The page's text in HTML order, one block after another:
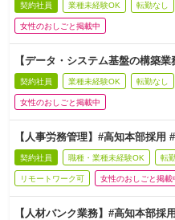
契約社員 業種未経験OK 転勤なし
女性のおしごと掲載中
【データ・システム基盤の構築
契約社員 業種未経験OK 転勤なし
女性のおしごと掲載中
【人事労務管理】#高知本部採用
契約社員 職種・業種未経験OK 転
リモートワーク可 女性のおしごと掲載
【人材バンク業務】#高知本部採